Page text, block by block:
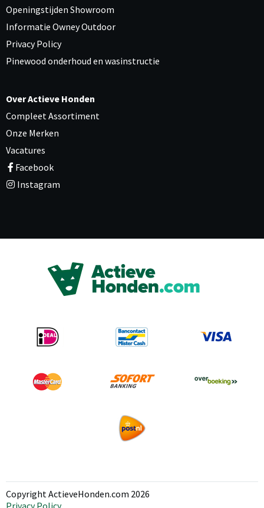
Openingstijden Showroom
Informatie Owney Outdoor
Privacy Policy
Pinewood onderhoud en wasinstructie
Over Actieve Honden
Compleet Assortiment
Onze Merken
Vacatures
Facebook
Instagram
Copyright ActieveHonden.com 2026
Privacy Policy